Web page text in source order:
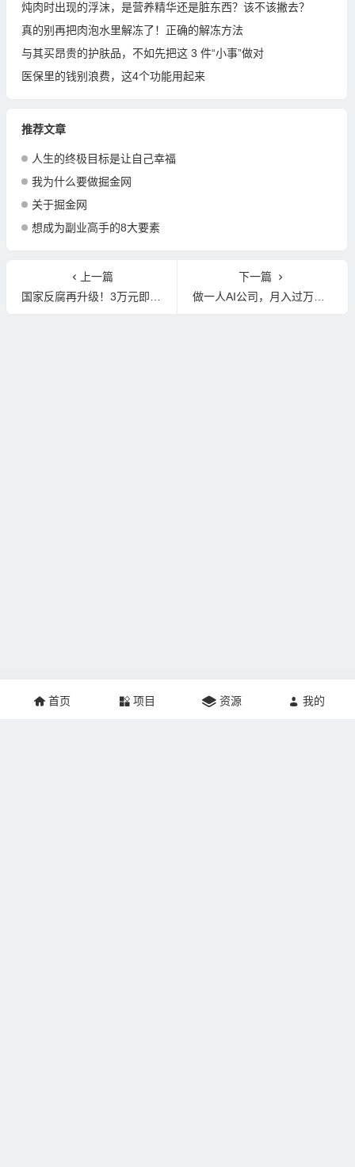
炖肉时出现的浮沫，是营养精华还是脏东西？该不该撇去？
真的别再把肉泡水里解冻了！正确的解冻方法
与其买昂贵的护肤品，不如先把这 3 件“小事”做对
医保里的钱别浪费，这4个功能用起来
推荐文章
人生的终极目标是让自己幸福
我为什么要做掘金网
关于掘金网
想成为副业高手的8大要素
上一篇
国家反腐再升级！3万元即入罪，5月1日起正式施行
下一篇
做一人AI公司，月入过万，只需要3个工具
首页 项目 资源 我的